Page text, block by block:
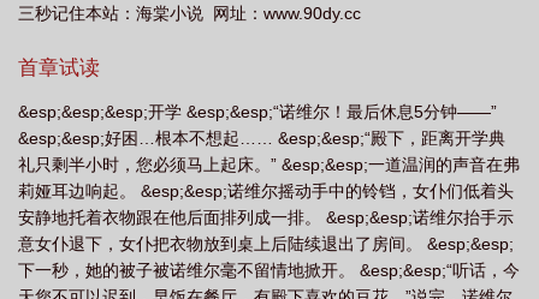
主 穿越异世男主 异世养美男使用指南无删减 男主异世界无敌
本 异世界养成
异世界重生 异世主角 异世界里养男神 异世穿越文推荐男主 异世界男主
无敌的 异世男男 异世界男主 异世界的男主 异世界男主名字 男主异
世重生 异世男主养成指南by苦茶飞走 异世男主种田流完本推荐 异界男
主 异世养成类 异世界最强男主 男主异界 异世界养男神漫画 异世男
主 异世界男主无敌 男主的异世界生活 异世男神攻略 异世界男主繁衍生
活动漫
三秒记住本站：海棠小说 网址：www.90dy.cc
首章试读
&esp;&esp;&esp;开学 &esp;&esp;“诺维尔！最后休息5分钟——”
&esp;&esp;好困…根本不想起…… &esp;&esp;“殿下，距离开学典
礼只剩半小时，您必须马上起床。” &esp;&esp;一道温润的声音在弗
莉娅耳边响起。 &esp;&esp;诺维尔摇动手中的铃铛，女仆们低着头
安静地托着衣物跟在他后面排列成一排。 &esp;&esp;诺维尔抬手示
意女仆退下，女仆把衣物放到桌上后陆续退出了房间。 &esp;&esp;
下一秒，她的被子被诺维尔毫不留情地掀开。 &esp;&esp;“听话，今